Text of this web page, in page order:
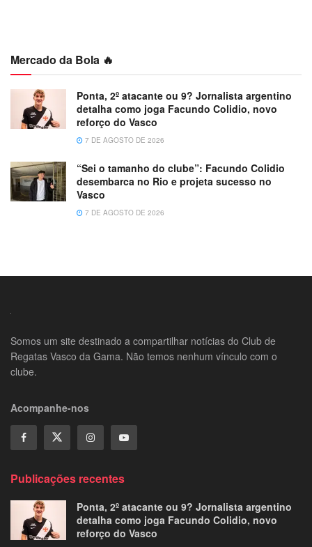
Mercado da Bola 🔥
Ponta, 2º atacante ou 9? Jornalista argentino
detalha como joga Facundo Colidio, novo
reforço do Vasco
7 DE AGOSTO DE 2026
“Sei o tamanho do clube”: Facundo Colidio
desembarca no Rio e projeta sucesso no
Vasco
7 DE AGOSTO DE 2026
Somos um site destinado a compartilhar notícias do Club de
Regatas Vasco da Gama. Não temos nenhum vínculo com o
clube.
Acompanhe-nos
Publicações recentes
Ponta, 2º atacante ou 9? Jornalista argentino
detalha como joga Facundo Colidio, novo
reforço do Vasco